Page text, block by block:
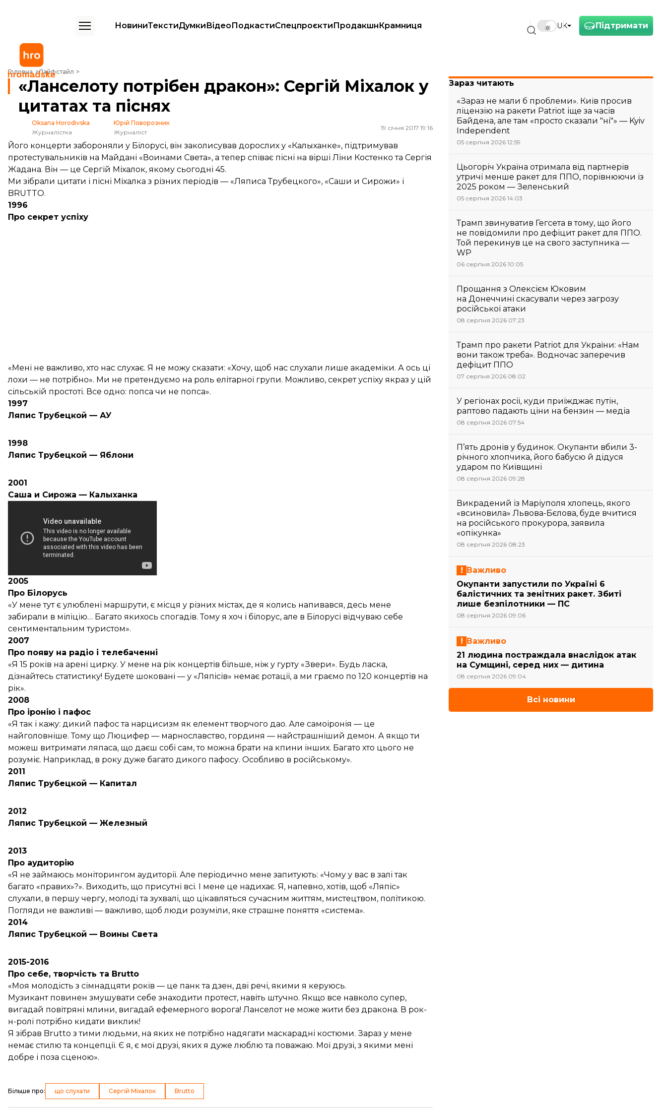
Підтримати
UK
НовиниТекстиДумкиВідеоПодкастиСпецпроєктиПродакшнКрамниця
Головна Лайфстайл
«Ланселоту потрібен дракон»: Сергій Міхалок у цитатах та піснях
«Ланселоту потрібен дракон»: Сергій Міхалок у
цитатах та піснях
Oksana Horodivska
Журналістка
Юрій Поворозник
Журналіст
19 січня 2017 19:16
Його концерти забороняли у Білорусі, він заколисував дорослих у «Калыханке», підтримував
протестувальників на Майдані «Воинами Света», а тепер співає пісні на вірші Ліни Костенко та Сергія
Жадана. Він — це Сергій Міхалок, якому сьогодні 45.
Ми зібрали цитати і пісні Міхалка з різних періодів — «Ляписа Трубецкого», «Саши и Сирожи» і
BRUTTO.
1996
Про секрет успіху
«Мені не важливо, хто нас слухає. Я не можу сказати: «Хочу, щоб нас слухали лише академіки. А ось ці
лохи — не потрібно». Ми не претендуємо на роль елітарної групи. Можливо, секрет успіху якраз у цій
сільській простоті. Все одно: попса чи не попса».
1997
Ляпис Трубецкой — АУ
1998
Ляпис Трубецкой — Яблони
2001
Саша и Сирожа — Калыханка
2005
Про Білорусь
«У мене тут є улюблені маршрути, є місця у різних містах, де я колись напивався, десь мене
забирали в міліцію… Багато якихось спогадів. Тому я хоч і білорус, але в Білорусі відчуваю себе
сентиментальним туристом».
2007
Про появу на радіо і телебаченні
«Я 15 років на арені цирку. У мене на рік концертів більше, ніж у гурту «Звери». Будь ласка,
дізнайтесь статистику! Будете шоковані — у «Ляпісів» немає ротації, а ми граємо по 120 концертів на
рік».
2008
Про іронію і пафос
«Я так і кажу: дикий пафос та нарцисизм як елемент творчого дао. Але самоіронія — це
найголовніше. Тому що Люцифер — марнославство, гординя — найстрашніший демон. А якщо ти
можеш витримати ляпаса, що даєш собі сам, то можна брати на кпини інших. Багато хто цього не
розуміє. Наприклад, в року дуже багато дикого пафосу. Особливо в російському».
2011
Ляпис Трубецкой — Капитал
2012
Ляпис Трубецкой — Железный
2013
Про аудиторію
«Я не займаюсь моніторингом аудиторії. Але періодично мене запитують: «Чому у вас в залі так
багато «правих»?». Виходить, що присутні всі. І мене це надихає. Я, напевно, хотів, щоб «Ляпіс»
слухали, в першу чергу, молоді та зухвалі, що цікавляться сучасним життям, мистецтвом, політикою.
Погляди не важливі — важливо, щоб люди розуміли, яке страшне поняття «система».
2014
Ляпис Трубецкой — Воины Света
2015-2016
Про себе, творчість та Brutto
«Моя молодість з сімнадцяти років — це панк та дзен, дві речі, якими я керуюсь.
Музикант повинен змушувати себе знаходити протест, навіть штучно. Якщо все навколо супер,
вигадай повітряні млини, вигадай ефемерного ворога! Ланселот не може жити без дракона. В рок-
н-ролі потрібно кидати виклик!
Я зібрав Brutto з тими людьми, на яких не потрібно надягати маскарадні костюми. Зараз у мене
немає стилю та концепції. Є я, є мої друзі, яких я дуже люблю та поважаю. Мої друзі, з якими мені
добре і поза сценою».
Більше про: що слухати Сергій Міхалок Brutto
Зараз читають
«Зараз не мали б проблеми». Київ просив
ліцензію на ракети Patriot іще за часів
Байдена, але там «просто сказали "ні"» — Kyiv
Independent
05 серпня 2026 12:59
Цьогоріч Україна отримала від партнерів
утричі менше ракет для ППО, порівнюючи із
2025 роком — Зеленський
05 серпня 2026 14:03
Трамп звинуватив Гегсета в тому, що його
не повідомили про дефіцит ракет для ППО.
Той перекинув це на свого заступника —
WP
06 серпня 2026 10:05
Прощання з Олексієм Юковим
на Донеччині скасували через загрозу
російської атаки
08 серпня 2026 07:23
Трамп про ракети Patriot для України: «Нам
вони також треба». Водночас заперечив
дефіцит ППО
07 серпня 2026 08:02
У регіонах росії, куди приїжджає путін,
раптово падають ціни на бензин — медіа
08 серпня 2026 07:54
П’ять дронів у будинок. Окупанти вбили 3-
річного хлопчика, його бабусю й дідуся
ударом по Київщині
08 серпня 2026 09:28
Викрадений із Маріуполя хлопець, якого
«всиновила» Львова-Бєлова, буде вчитися
на російського прокурора, заявила
«опікунка»
08 серпня 2026 08:23
Важливо
Окупанти запустили по Україні 6
балістичних та зенітних ракет. Збиті
лише безпілотники — ПС
08 серпня 2026 09:06
Важливо
21 людина постраждала внаслідок атак
на Сумщині, серед них — дитина
08 серпня 2026 09:04
Всі новини